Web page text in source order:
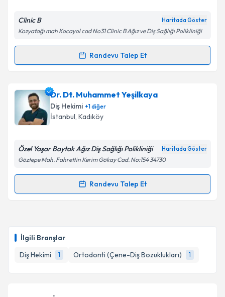
İlgili Branşlar
Diş Hekimi
1 Ortodonti (Çene-Diş Bozuklukları) 1
Kişisel verilerimin işlenmesine ilişkinAydınlatma
'ni okudum ve kişisel verilerimin belirtilen
kapsamda işlenmesini kabul ediyorum.
Takvim Talebini Gönder
Clinic B Haritada Göster
Kozyatağı mah Kocayol cad No31 Clinic B Ağız ve Diş Sağlığı Polikliniği
Randevu Talep Et
Randevu Takvimi Talebi
Dt. Mehmet Kızıloğluiçin randevu takvimi talebi
oluşturun. Size bu uzmandan randevu almanız için bir
takvim hazırlandığında e-posta ile bilgilendireceğiz.
Kişisel verilerimin işlenmesine ilişkin
Metni'ni okudum ve kişisel verilerimin belirtilen
Dr. Dt. Muhammet Yeşilkaya
Diş Hekimi +1diğer
İstanbul, Kadıköy
Özel Yaşar Baytak Ağız Diş Sağlığı Polikliniği Haritada Göster
Göztepe Mah. Fahrettin Kerim Gökay Cad. No:154 34730
Randevu Talep Et
Randevu Takvimi Talebi
için bir takvim hazırlandığında e-posta ile
bilgilendireceğiz.
E-posta Adresiniz